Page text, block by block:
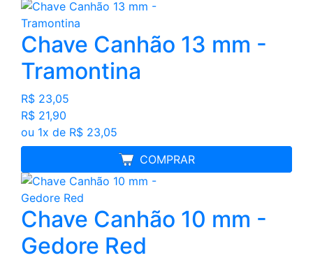
Chave Canhão 13 mm -
Tramontina
R$ 23,05
R$ 21,90
ou 1x de R$ 23,05
COMPRAR
MELHOR PREÇO
Chave Canhão 10 mm -
Gedore Red